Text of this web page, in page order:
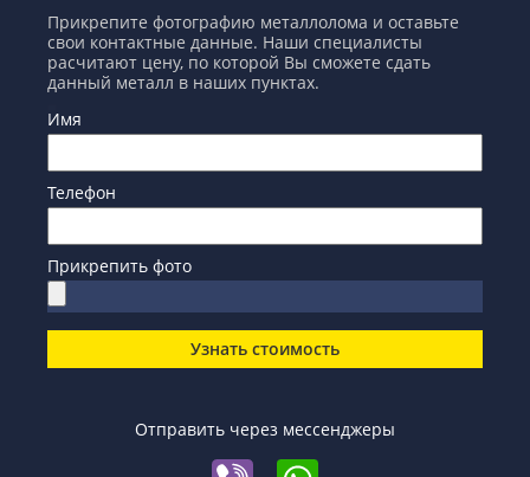
Прикрепите фотографию металлолома и оставьте
свои контактные данные. Наши специалисты
расчитают цену, по которой Вы сможете сдать
данный металл в наших пунктах.
Имя
Телефон
Прикрепить фото
Узнать стоимость
Отправить через мессенджеры